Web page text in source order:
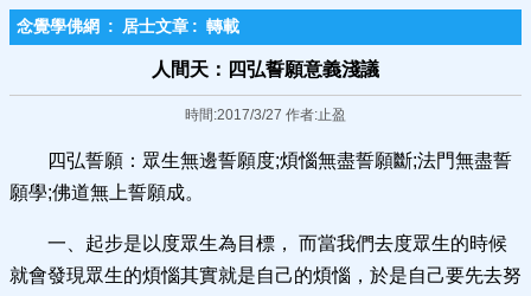
念覺學佛網 : 居士文章 : 轉載
人間天：四弘誓願意義淺議
時間:2017/3/27 作者:止盈
四弘誓願：眾生無邊誓願度;煩惱無盡誓願斷;法門無盡誓
願學;佛道無上誓願成。
一、起步是以度眾生為目標， 而當我們去度眾生的時候
就會發現眾生的煩惱其實就是自己的煩惱，於是自己要先去努